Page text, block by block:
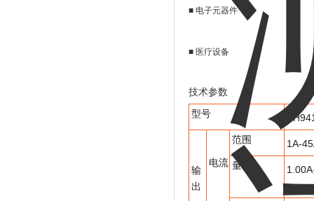
■ 电子元器件
■ 医疗设备
技术参数
型号
输
出
电流
范围
1A-
量程